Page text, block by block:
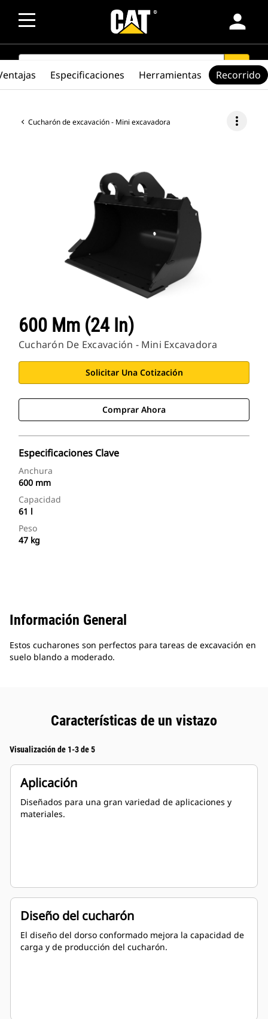
person
SEARCH search
Cucharón de excavación - Mini excavadora more_vert
600 Mm (24 In)
Cucharón De Excavación - Mini Excavadora
Solicitar Una Cotización
Comprar Ahora
Especificaciones Clave
Anchura
600 mm
Capacidad
61 l
Peso
47 kg
Especificaciones Herramientas Recorrido
Información General
Estos cucharones son perfectos para tareas de excavación en
suelo blando a moderado.
Características de un vistazo
Visualización de 1-3 de 5
Aplicación
Diseñados para una gran variedad de aplicaciones y
materiales.
Diseño del cucharón
El diseño del dorso conformado mejora la capacidad de
carga y de producción del cucharón.